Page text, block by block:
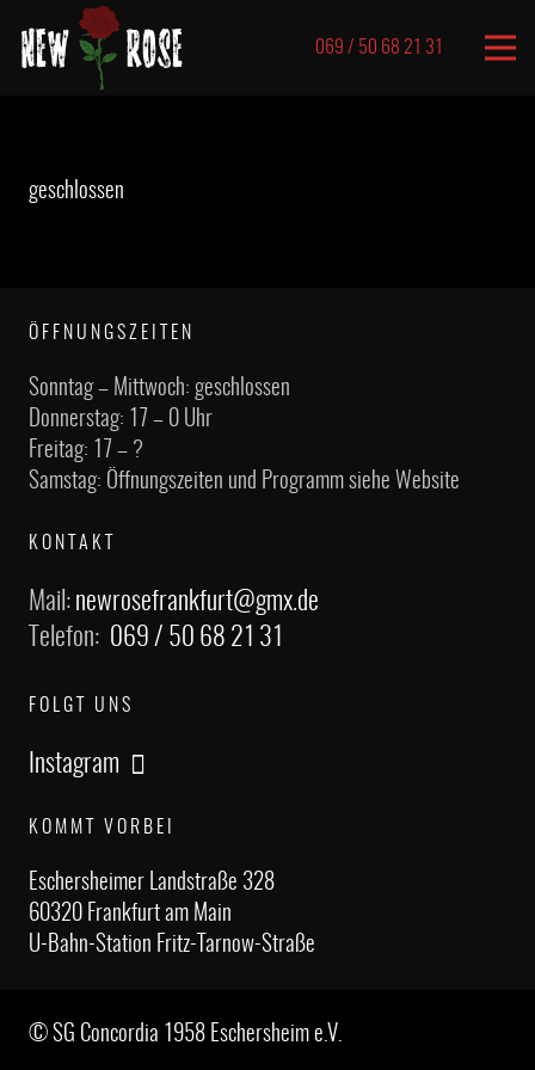
069 / 50 68 21 31
geschlossen
ÖFFNUNGSZEITEN
Sonntag – Mittwoch: geschlossen
Donnerstag: 17 – 0 Uhr
Freitag: 17 – ?
Samstag: Öffnungszeiten und Programm siehe Website
KONTAKT
Mail: newrosefrankfurt@gmx.de
Telefon: 069 / 50 68 21 31
FOLGT UNS
Instagram
KOMMT VORBEI
Eschersheimer Landstraße 328
60320 Frankfurt am Main
U-Bahn-Station Fritz-Tarnow-Straße
© SG Concordia 1958 Eschersheim e.V.